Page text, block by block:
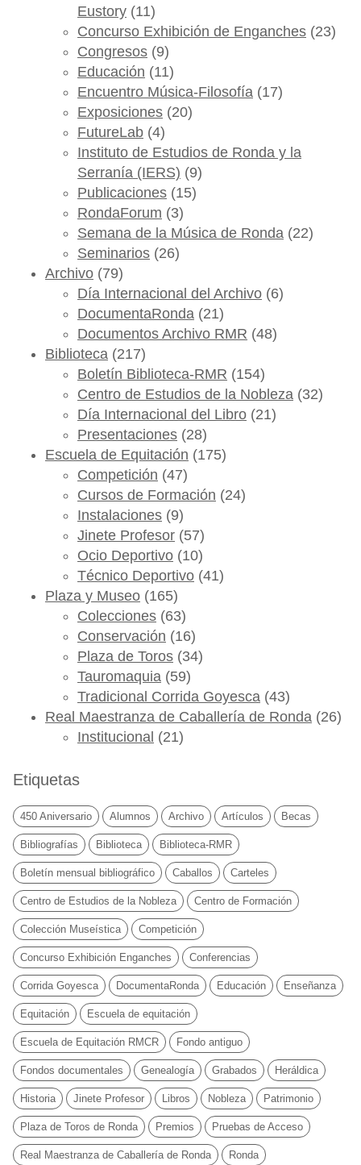
Eustory (11)
Concurso Exhibición de Enganches (23)
Congresos (9)
Educación (11)
Encuentro Música-Filosofía (17)
Exposiciones (20)
FutureLab (4)
Instituto de Estudios de Ronda y la
Serranía (IERS) (9)
Publicaciones (15)
RondaForum (3)
Semana de la Música de Ronda (22)
Seminarios (26)
Archivo (79)
Día Internacional del Archivo (6)
DocumentaRonda (21)
Documentos Archivo RMR (48)
Biblioteca (217)
Boletín Biblioteca-RMR (154)
Centro de Estudios de la Nobleza (32)
Día Internacional del Libro (21)
Presentaciones (28)
Escuela de Equitación (175)
Competición (47)
Cursos de Formación (24)
Instalaciones (9)
Jinete Profesor (57)
Ocio Deportivo (10)
Técnico Deportivo (41)
Plaza y Museo (165)
Colecciones (63)
Conservación (16)
Plaza de Toros (34)
Tauromaquia (59)
Tradicional Corrida Goyesca (43)
Real Maestranza de Caballería de Ronda (26)
Institucional (21)
Etiquetas
450 Aniversario Alumnos Archivo Artículos Becas
Bibliografías Biblioteca Biblioteca-RMR
Boletín mensual bibliográfico Caballos Carteles
Centro de Estudios de la Nobleza Centro de Formación
Colección Museística Competición
Concurso Exhibición Enganches Conferencias
Corrida Goyesca DocumentaRonda Educación Enseñanza
Equitación Escuela de equitación
Escuela de Equitación RMCR Fondo antiguo
Fondos documentales Genealogía Grabados Heráldica
Historia Jinete Profesor Libros Nobleza Patrimonio
Plaza de Toros de Ronda Premios Pruebas de Acceso
Real Maestranza de Caballería de Ronda Ronda